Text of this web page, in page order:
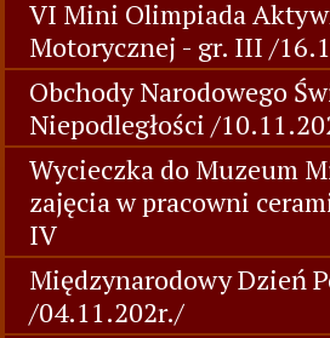
VI Mini Olimpiada
Motorycznej - gr. III /
Obchody Narodowego
Niepodległości /
Wycieczka do Muzeum
zajęcia w pracowni
IV
Międzynarodowy Dzień
/04.11.202r./